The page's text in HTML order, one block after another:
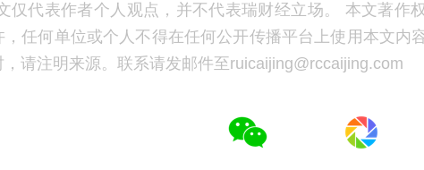
仅代表作者个人观点，并不代表瑞财经立场。 本文著作
任何单位或个人不得在任何公开传播平台上使用本文内
请注明来源。联系请发邮件至ruicaijing@rccaijing.com